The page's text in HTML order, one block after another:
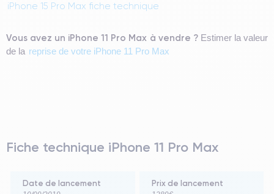
iPhone 15 Pro Max fiche technique
Vous avez un iPhone 11 Pro Max à vendre ?Estimer la valeur
de la reprise de votre iPhone 11 Pro Max
Fiche technique iPhone 11 Pro Max
Date de lancement Prix de lancement